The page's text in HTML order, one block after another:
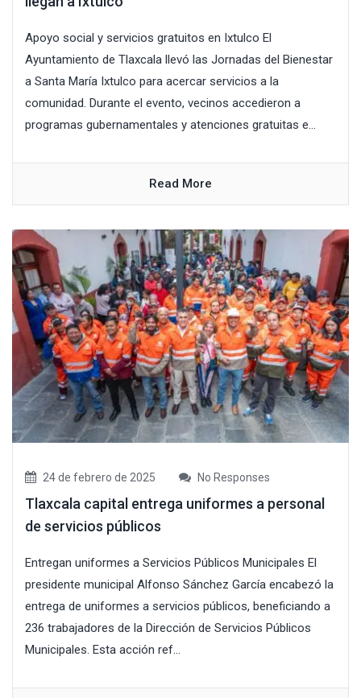
Apoyo social y servicios gratuitos en Ixtulco El
Ayuntamiento de Tlaxcala llevó las Jornadas del Bienestar
a Santa María Ixtulco para acercar servicios a la
comunidad. Durante el evento, vecinos accedieron a
programas gubernamentales y atenciones gratuitas e...
Read More
24 de febrero de 2025 No Responses
Tlaxcala capital entrega uniformes a personal
de servicios públicos
Entregan uniformes a Servicios Públicos Municipales El
presidente municipal Alfonso Sánchez García encabezó la
entrega de uniformes a servicios públicos, beneficiando a
236 trabajadores de la Dirección de Servicios Públicos
Municipales. Esta acción ref...